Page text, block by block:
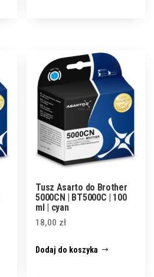
Tusz Asarto do Brother
5000CN | BT5000C | 100
ml | cyan
18,00 zł
Dodaj do koszyka